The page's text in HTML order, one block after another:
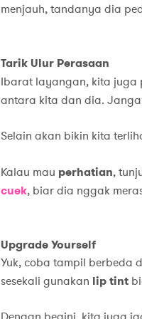
menjauh, tandanya dia
Tarik Ulur Perasaan
Ibarat layangan, kita juga
antara kita dan dia.
Selain akan bikin kita
Kalau mau perhatian,
cuek, biar dia nggak
Upgrade Yourself
Yuk, coba tampil berbeda
sesekali gunakan lip tint